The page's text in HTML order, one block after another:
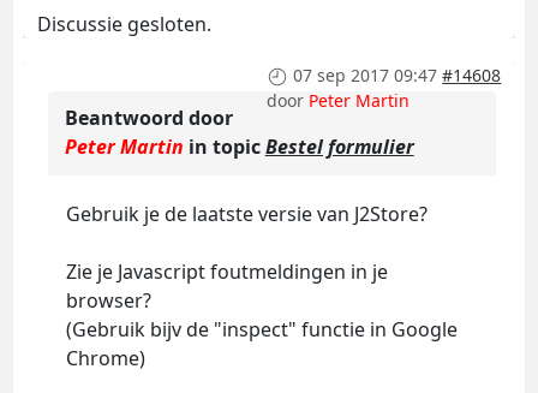
Discussie gesloten.
07 sep 2017 09:47 #14608
door Peter Martin
Beantwoord door
Peter Martin in topicBestel formulier
Gebruik je de laatste versie van J2Store?
Zie je Javascript foutmeldingen in je
browser?
(Gebruik bijv de "inspect" functie in Google
Chrome)